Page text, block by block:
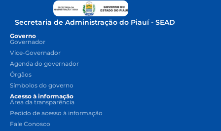
Secretaria de Administração do Piauí - SEAD
Governo
Governador
Vice-Governador
Agenda do governador
Órgãos
Símbolos do governo
Acesso à informação
Área da transparência
Pedido de acesso à informação
Fale Conosco